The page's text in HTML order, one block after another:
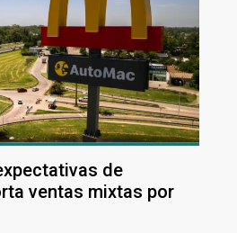
de
ventas mixtas por